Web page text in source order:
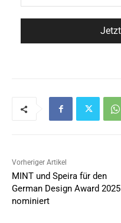
Vorheriger Artikel
MINT und Speira für den
German Design Award 2025
nominiert